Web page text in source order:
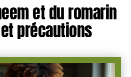
et du romarin
précautions